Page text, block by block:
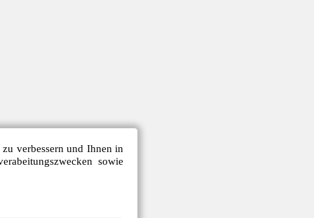
verbessern und Ihnen in
sowie